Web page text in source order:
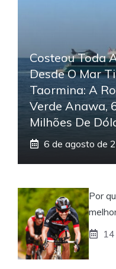
Costeou Toda
Desde O Mar
Taormina: A
Verde Anawa,
Milhões De
6 de agosto de
Por